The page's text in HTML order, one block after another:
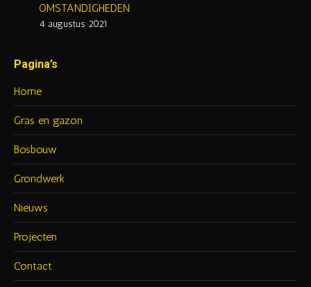
OMSTANDIGHEDEN
4 augustus 2021
Pagina’s
Home
Gras en gazon
Bosbouw
Grondwerk
Nieuws
Projecten
Contact